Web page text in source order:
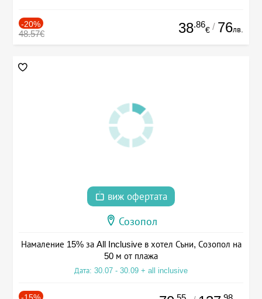
-20%
48.57€ 38.86
€ / 76лв.
виж офертата
Созопол
Намаление 15% за All Inclusive в хотел Съни, Созопол на
50 м от плажа
Дата: 30.07 - 30.09 + all inclusive